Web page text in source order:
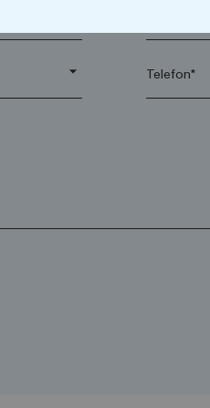
arrow_drop_down Telefon*